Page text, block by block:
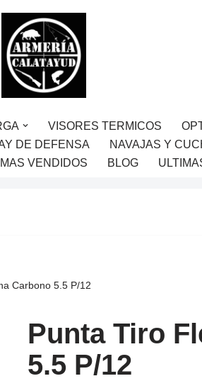
VISORES TERMICOS
DE DEFENSA NAVAJAS Y
VENDIDOS BLOG
Carbono 5.5 P/12
Punta Tiro
5.5 P/12